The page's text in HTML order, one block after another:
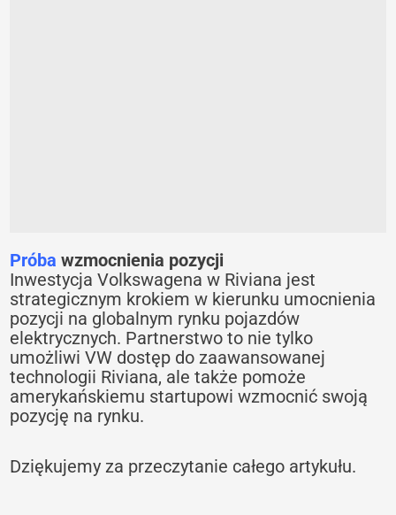
Próba wzmocnienia pozycji
Inwestycja Volkswagena w Riviana jest
strategicznym krokiem w kierunku umocnienia
pozycji na globalnym rynku pojazdów
elektrycznych. Partnerstwo to nie tylko
umożliwi VW dostęp do zaawansowanej
technologii Riviana, ale także pomoże
amerykańskiemu startupowi wzmocnić swoją
pozycję na rynku.
Dziękujemy za przeczytanie całego artykułu.